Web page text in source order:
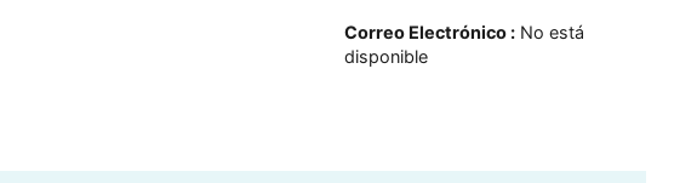
Correo Electrónico: No está
disponible